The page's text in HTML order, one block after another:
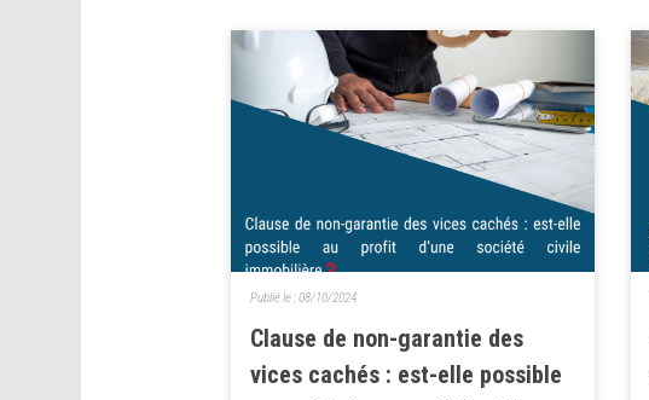
Clause de non-garantie des
vices cachés : est-elle possible
Publié le :08/10/2024